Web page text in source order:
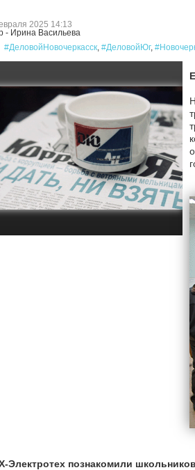
2025 14:13
- Ирина Васильева
#ДеловойНовочеркасск, #ДеловойЮг,
Электротех познакомили